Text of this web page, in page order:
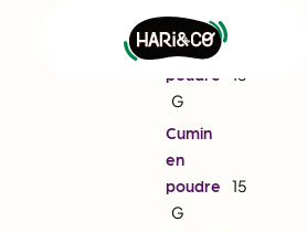
Cannelle
en
poudre
15
G
Cumin
en
poudre
15
G